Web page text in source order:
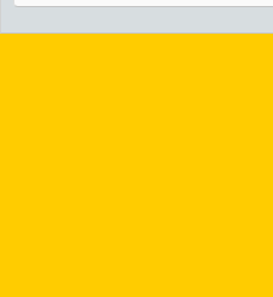
Community platform by XenForo® ©